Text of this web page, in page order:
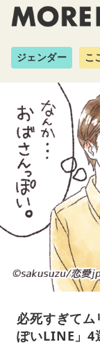
ジェンダー こ
必死すぎてム
ぽいLINE」4